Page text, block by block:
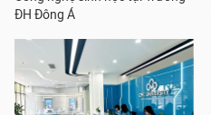
ĐH Đông Á